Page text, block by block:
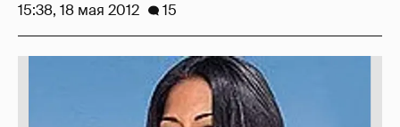
15:38, 18 мая 2012 15